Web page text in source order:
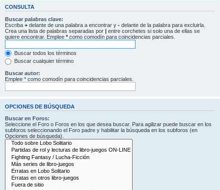
CONSULTA
Buscar palabras clave:
Escriba + delante de una palabra a encontrar y - delante de la palabra para excluirla.
Crea una lista de palabras separadas por | entre corchetes si solo una de ellas se
quiere encontrar. Emplee * como comodín para coincidencias parciales.
Buscar todos los términos
Buscar cualquier término
Buscar autor:
Emplee * como comodín para coincidencias parciales.
OPCIONES DE BÚSQUEDA
Buscar en Foros:
Seleccione el Foro o Foros en los que desea buscar. Para agilizar puede buscar en los
subforos seleccionando el Foro padre y habilitar la búsqueda en los subforos (en
Opciones de búsqueda).